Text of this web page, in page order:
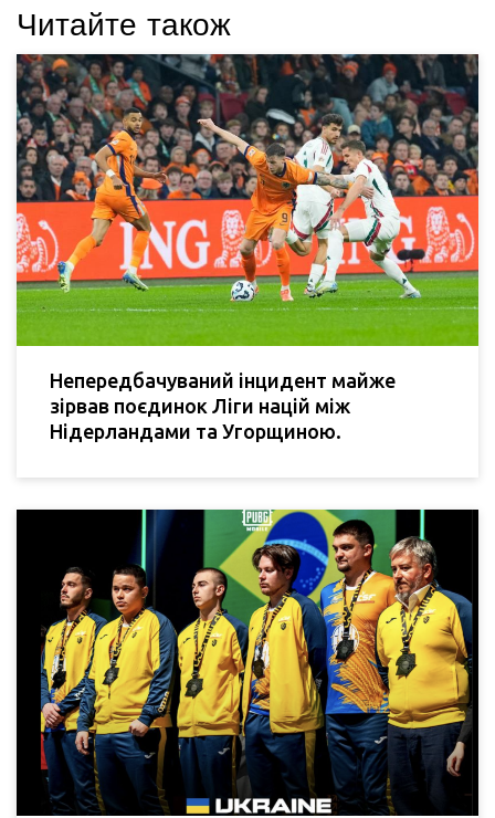
Читайте також
Непередбачуваний інцидент майже
зірвав поєдинок Ліги націй між
Нідерландами та Угорщиною.